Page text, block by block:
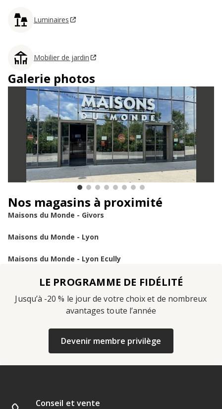
Luminaires
Mobilier de jardin
Galerie photos
Nos magasins à proximité
Maisons du Monde - Givors
Maisons du Monde - Lyon
Maisons du Monde - Lyon Ecully
LE PROGRAMME DE FIDÉLITÉ
Jusqu’à -20 % le jour de votre choix et de nombreux
avantages toute l’année
Devenir membre privilège
Conseil et vente